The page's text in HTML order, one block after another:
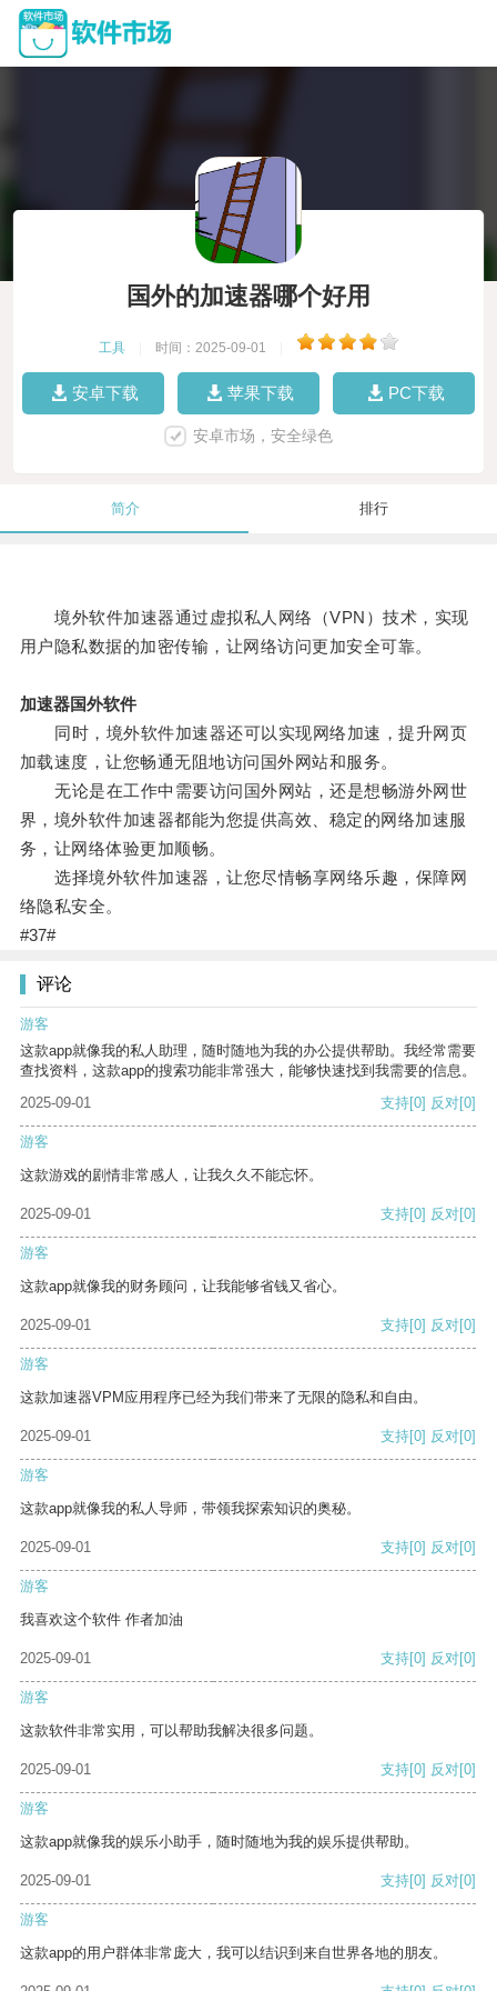
国外的加速器哪个好用
工具 时间：2025-09-01
安卓下载 苹果下载 PC下载
安卓市场，安全绿色
简介 排行
境外软件加速器通过虚拟私人网络（VPN）技术，实现
用户隐私数据的加密传输，让网络访问更加安全可靠。
加速器国外软件
同时，境外软件加速器还可以实现网络加速，提升网页
加载速度，让您畅通无阻地访问国外网站和服务。
无论是在工作中需要访问国外网站，还是想畅游外网世
界，境外软件加速器都能为您提供高效、稳定的网络加速服
务，让网络体验更加顺畅。
选择境外软件加速器，让您尽情畅享网络乐趣，保障网
络隐私安全。
#37#
评论
游客
这款app就像我的私人助理，随时随地为我的办公提供帮助。我经常需要
查找资料，这款app的搜索功能非常强大，能够快速找到我需要的信息。
2025-09-01
支持[0] 反对[0]
游客
这款游戏的剧情非常感人，让我久久不能忘怀。
2025-09-01 支持[0] 反对[0]
游客
这款app就像我的财务顾问，让我能够省钱又省心。
2025-09-01 支持[0] 反对[0]
游客
这款加速器VPM应用程序已经为我们带来了无限的隐私和自由。
2025-09-01 支持[0] 反对[0]
游客
这款app就像我的私人导师，带领我探索知识的奥秘。
2025-09-01 支持[0] 反对[0]
游客
我喜欢这个软件 作者加油
2025-09-01 支持[0] 反对[0]
游客
这款软件非常实用，可以帮助我解决很多问题。
2025-09-01 支持[0] 反对[0]
游客
这款app就像我的娱乐小助手，随时随地为我的娱乐提供帮助。
2025-09-01 支持[0] 反对[0]
游客
这款app的用户群体非常庞大，我可以结识到来自世界各地的朋友。